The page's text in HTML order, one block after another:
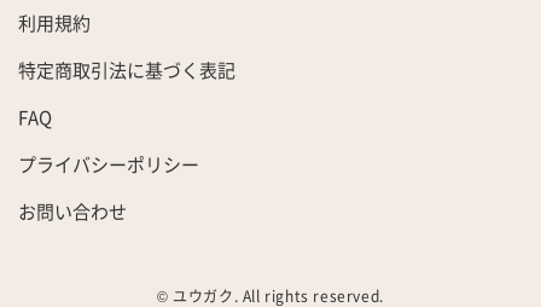
利用規約
特定商取引法に基づく表記
FAQ
プライバシーポリシー
お問い合わせ
© ユウガク. All rights reserved.